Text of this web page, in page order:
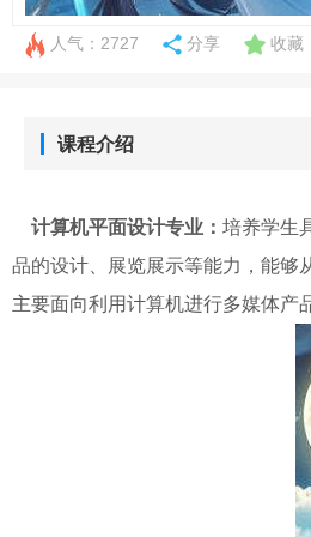
人气：2727 分享 收藏
课程介绍
计算机平面设计专业： 培养学生
品的设计、展览展示等能力，能够
主要面向利用计算机进行多媒体产